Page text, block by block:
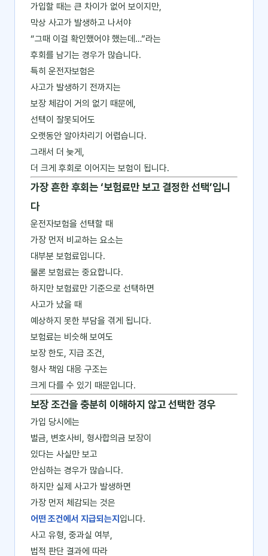
가입할 때는 큰 차이가 없어 보이지만,
막상 사고가 발생하고 나서야
“그때 이걸 확인했어야 했는데…”라는
후회를 남기는 경우가 많습니다.
특히 운전자보험은
사고가 발생하기 전까지는
보장 체감이 거의 없기 때문에,
선택이 잘못되어도
오랫동안 알아차리기 어렵습니다.
그래서 더 늦게,
더 크게 후회로 이어지는 보험이 됩니다.
가장 흔한 후회는 ‘보험료만 보고 결정한 선택’입니
다
운전자보험을 선택할 때
가장 먼저 비교하는 요소는
대부분 보험료입니다.
물론 보험료는 중요합니다.
하지만 보험료만 기준으로 선택하면
사고가 났을 때
예상하지 못한 부담을 겪게 됩니다.
보험료는 비슷해 보여도
보장 한도, 지급 조건,
형사 책임 대응 구조는
크게 다를 수 있기 때문입니다.
보장 조건을 충분히 이해하지 않고 선택한 경우
가입 당시에는
벌금, 변호사비, 형사합의금 보장이
있다는 사실만 보고
안심하는 경우가 많습니다.
하지만 실제 사고가 발생하면
가장 먼저 체감되는 것은
어떤 조건에서 지급되는지 입니다.
사고 유형, 중과실 여부,
법적 판단 결과에 따라